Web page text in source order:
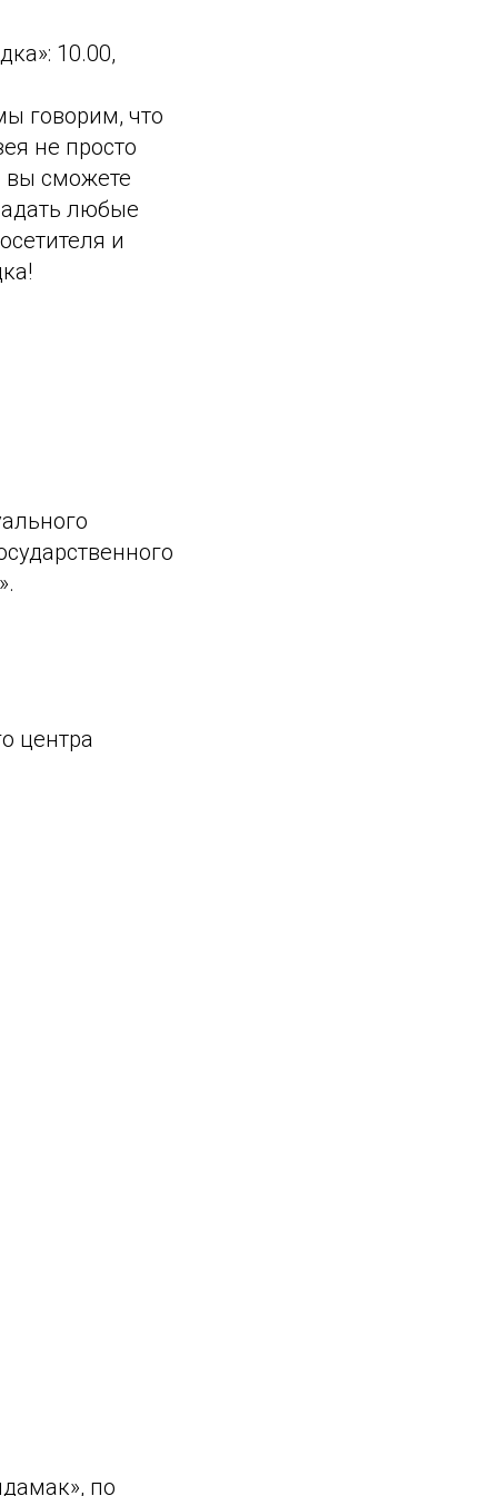
10.00,
говорим, что
не просто
вы сможете
любые
и
центра
по